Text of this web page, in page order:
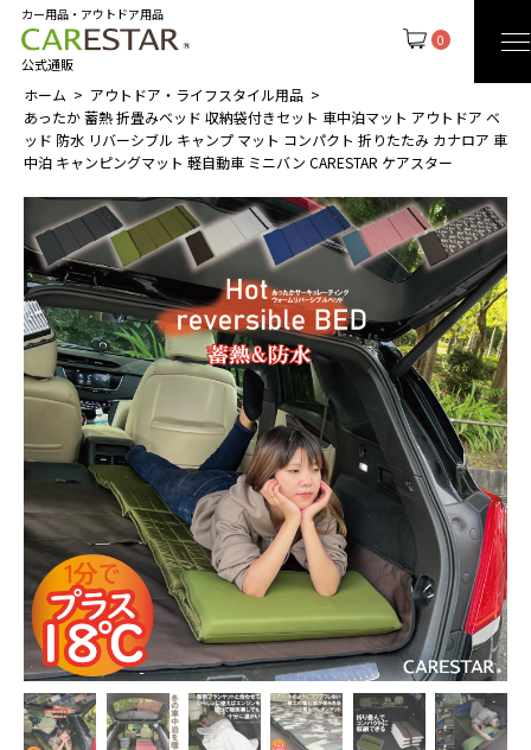
0
カー用品・アウトドア用品
公式通販
ホーム
アウトドア・ライフスタイル用品
あったか 蓄熱 折畳みベッド 収納袋付きセット 車中泊マット アウトドア ベ
ッド 防水 リバーシブル キャンプ マット コンパクト 折りたたみ カナロア 車
中泊 キャンピングマット 軽自動車 ミニバン CARESTAR ケアスター